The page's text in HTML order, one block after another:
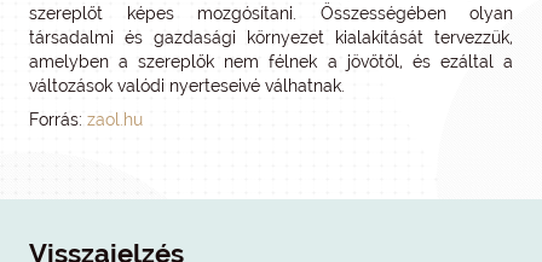
szereplőt képes mozgósítani. Összességében olyan
társadalmi és gazdasági környezet kialakítását tervezzük,
amelyben a szereplők nem félnek a jövőtől, és ezáltal a
változások valódi nyerteseivé válhatnak.
Forrás: zaol.hu
Visszajelzés